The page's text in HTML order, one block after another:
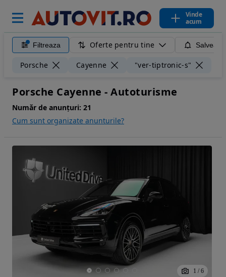
Vinde
acum
Filtreaza Oferte pentru tine
Porsche Cayenne "ver-tiptronic-s"
Porsche Cayenne - Autoturisme
Număr de anunțuri: 21
Cum sunt organizate anunturile?
1 / 6